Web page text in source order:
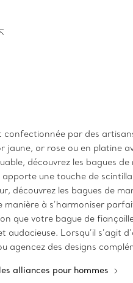
par des
or rose ou en platine
découvrez les bagues
une touche de
les bagues de
à s’harmoniser
que votre bague de
Lorsqu’il s’agit
des designs
alliances pour hommes